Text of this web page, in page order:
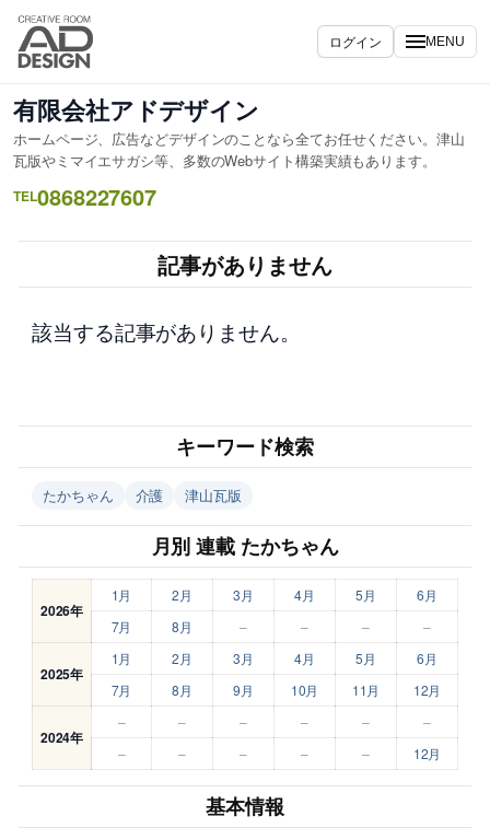
内
を
キ
ッ
プ
ログイン MENU
有限会社アドデザイン
ホームページ、広告などデザインのことなら全てお任せください。津山
瓦版やミマイエサガシ等、多数のWebサイト構築実績もあります。
TEL0868227607
記事がありません
該当する記事がありません。
キーワード検索
たかちゃん 介護 津山瓦版
月別 連載 たかちゃん
2026年
1月 2月 3月 4月 5月
6月
7月
8月 – – – –
2025年
1月 2月 3月 4月 5月
6月
7月
8月 9月 10月 11月 12月
2024年
– – – – –
–
–
– – – – 12月
基本情報